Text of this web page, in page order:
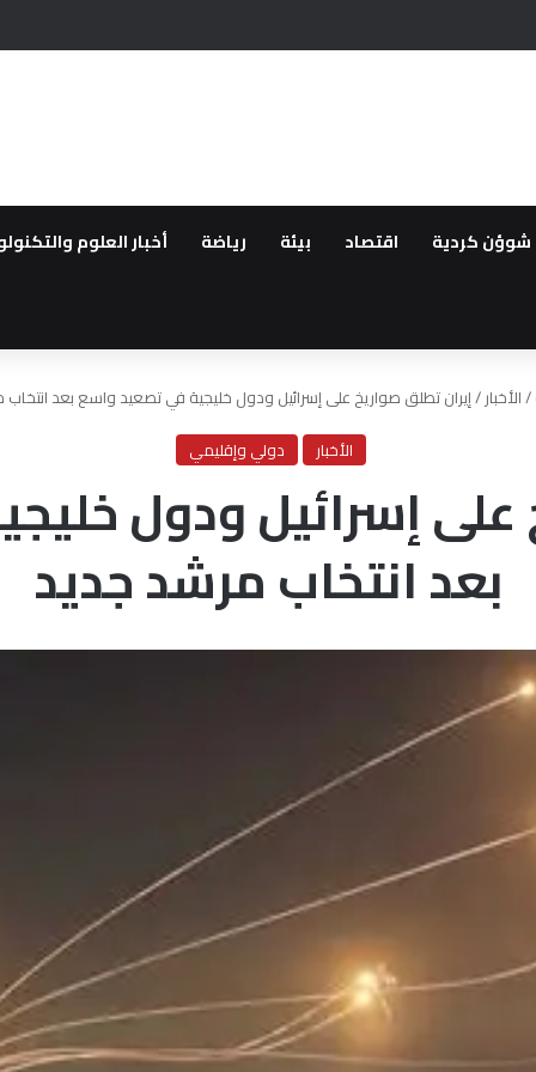
شوؤن كردية اقتصاد بيئة رياضة أخبار العلوم
/الأخبار/إيران تطلق صواريخ على إسرائيل ودول خليجية في تصعيد واسع بعد
الأخبار
دولي وإقليمي
على إسرائيل ودول
بعد انتخاب مرشد جديد